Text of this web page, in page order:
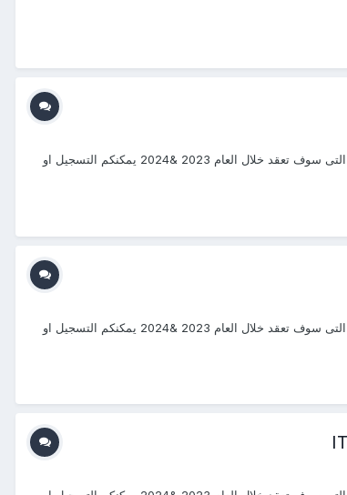
#دورات_-20232024 #منتجع_التدريب_الدولى #ITR_Center بسم الله الرحمن الرحيم يتشرف منتجع التدريب الدولي ITR بتقديم دورات فى إدارة الإمــــن 2023 التى سوف تعقد خلال العام 2023 &2024 يمكنكم التسجيل او
#دورات_-20232024 #منتجع_التدريب_الدولى #ITR_Center بسم الله الرحمن الرحيم يتشرف منتجع التدريب الدولي ITR بتقديم دورات فى إدارة الإمــــن 2023 التى سوف تعقد خلال العام 2023 &2024 يمكنكم التسجيل او